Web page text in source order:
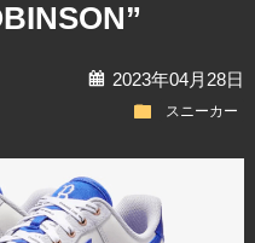
calendar2023年04月28日
folder スニーカー